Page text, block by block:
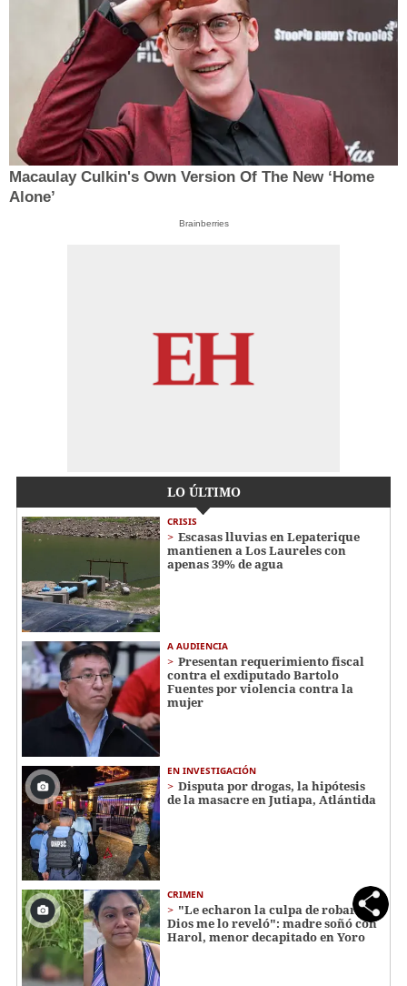
Macaulay Culkin's Own Version Of The New ‘Home
Alone’
Brainberries
LO ÚLTIMO
CRISIS
Escasas lluvias en Lepaterique
mantienen a Los Laureles con
apenas 39% de agua
A AUDIENCIA
Presentan requerimiento fiscal
contra el exdiputado Bartolo
Fuentes por violencia contra la
mujer
EN INVESTIGACIÓN
Disputa por drogas, la hipótesis
de la masacre en Jutiapa, Atlántida
CRIMEN
"Le echaron la culpa de robar...
Dios me lo reveló": madre soñó con
Harol, menor decapitado en Yoro